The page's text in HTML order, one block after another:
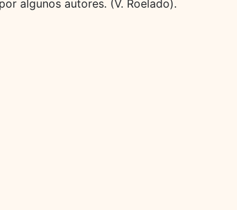
algunos autores. (V. Roelado).